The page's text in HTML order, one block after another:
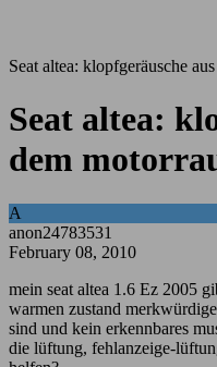
Seat altea: klopfgeräusche
Seat altea:
dem
A
anon24783531
February 08, 2010
mein seat altea 1.6 Ez 2005
warmen zustand
sind und kein erkennbares
die lüftung, fehlanzeige-